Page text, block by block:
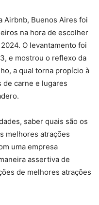
Airbnb, Buenos Aires foi
na hora de escolher
O levantamento foi
e mostrou o reflexo da
a qual torna propício à
carne e lugares
saber quais são os
melhores atrações
uma empresa
assertiva de
de melhores atrações